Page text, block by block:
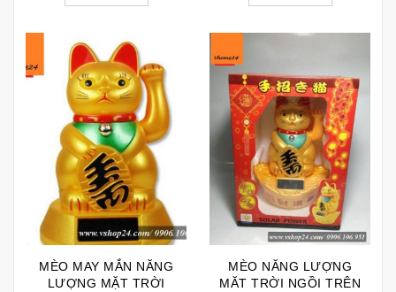
MÈO MAY MẮN NĂNG
LƯỢNG MẶT TRỜI
MÈO NĂNG LƯỢNG
MĂT TRỜI NGỒI TRÊN